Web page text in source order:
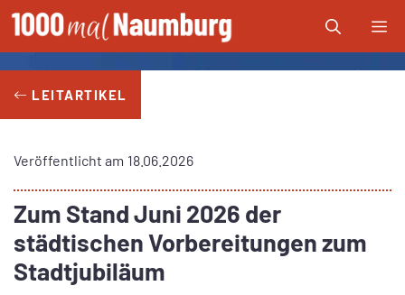
Zum
Inhalt
springen
LEITARTIKEL
Veröffentlicht am 18.06.2026
Zum Stand Juni 2026 der
städtischen Vorbereitungen zum
Stadtjubiläum